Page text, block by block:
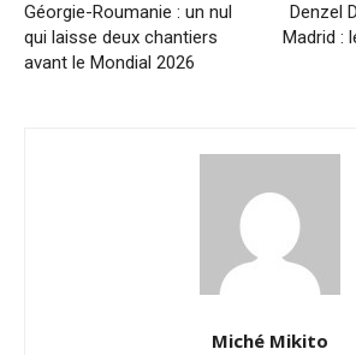
Géorgie-Roumanie : un nul
qui laisse deux chantiers
avant le Mondial 2026
Denzel
Madrid :
Miché Mikito